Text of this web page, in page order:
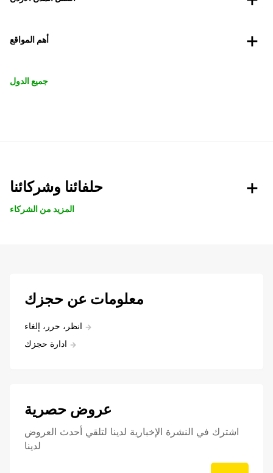
أهم المواقع
جميع الدول
حلفائنا وشركائنا
المزيد من الشركاء
معلومات عن حجزك
انظر، حرر، إلغاء
ادارة حجزك
عروض حصرية
اشترك في النشرة الإخبارية لدينا لتلقي أحدث العروض
لدينا